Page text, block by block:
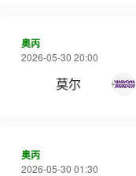
奥丙
2026-05-30 20:00
莫尔
奥丙
2026-05-30 01:30